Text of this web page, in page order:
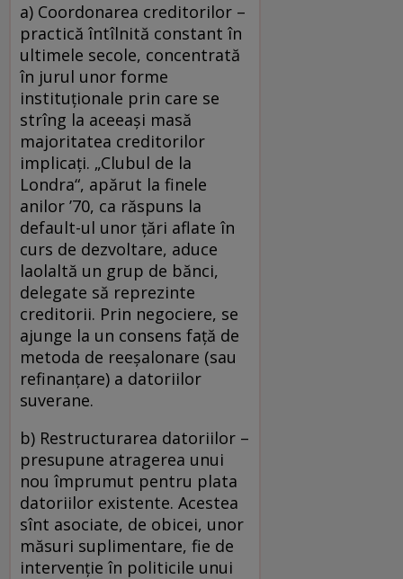
a) Coordonarea creditorilor –
practică întîlnită constant în
ultimele secole, concentrată
în jurul unor forme
instituţionale prin care se
strîng la aceeaşi masă
majoritatea creditorilor
implicaţi. „Clubul de la
Londra“, apărut la finele
anilor ’70, ca răspuns la
default-ul unor ţări aflate în
curs de dezvoltare, aduce
laolaltă un grup de bănci,
delegate să reprezinte
creditorii. Prin negociere, se
ajunge la un consens faţă de
metoda de reeşalonare (sau
refinanţare) a datoriilor
suverane.
b) Restructurarea datoriilor –
presupune atragerea unui
nou împrumut pentru plata
datoriilor existente. Acestea
sînt asociate, de obicei, unor
măsuri suplimentare, fie de
intervenţie în politicile unui